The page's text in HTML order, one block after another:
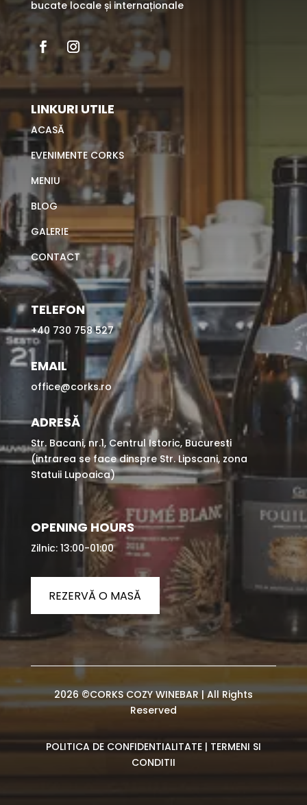
bucate locale și internaționale
LINKURI UTILE
ACASĂ
EVENIMENTE CORKS
MENIU
BLOG
GALERIE
CONTACT
TELEFON
+40 730 758 527
EMAIL
office@corks.ro
ADRESĂ
Str. Bacani, nr.1, Centrul Istoric, Bucuresti
(intrarea se face dinspre Str. Lipscani, zona
Statuii Lupoaica)
OPENING HOURS
Zilnic: 13:00-01:00
REZERVĂ O MASĂ
2026 ©CORKS COZY WINEBAR | All Rights
Reserved
POLITICA DE CONFIDENTIALITATE| TERMENI SI
CONDITII